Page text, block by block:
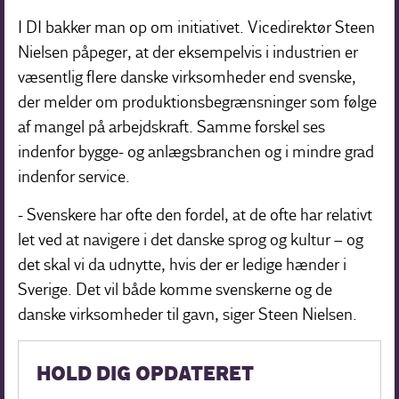
I DI bakker man op om initiativet. Vicedirektør Steen
Nielsen påpeger, at der eksempelvis i industrien er
væsentlig flere danske virksomheder end svenske,
der melder om produktionsbegrænsninger som følge
af mangel på arbejdskraft. Samme forskel ses
indenfor bygge- og anlægsbranchen og i mindre grad
indenfor service.
- Svenskere har ofte den fordel, at de ofte har relativt
let ved at navigere i det danske sprog og kultur – og
det skal vi da udnytte, hvis der er ledige hænder i
Sverige. Det vil både komme svenskerne og de
danske virksomheder til gavn, siger Steen Nielsen.
HOLD DIG OPDATERET